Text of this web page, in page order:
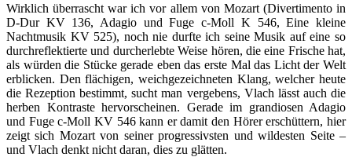
Wirklich überrascht war ich vor allem von Mozart (Divertimento in
D-Dur KV 136, Adagio und Fuge c-Moll K 546, Eine kleine
Nachtmusik KV 525), noch nie durfte ich seine Musik auf eine so
durchreflektierte und durcherlebte Weise hören, die eine Frische hat,
als würden die Stücke gerade eben das erste Mal das Licht der Welt
erblicken. Den flächigen, weichgezeichneten Klang, welcher heute
die Rezeption bestimmt, sucht man vergebens, Vlach lässt auch die
herben Kontraste hervorscheinen. Gerade im grandiosen Adagio
und Fuge c-Moll KV 546 kann er damit den Hörer erschüttern, hier
zeigt sich Mozart von seiner progressivsten und wildesten Seite –
und Vlach denkt nicht daran, dies zu glätten.